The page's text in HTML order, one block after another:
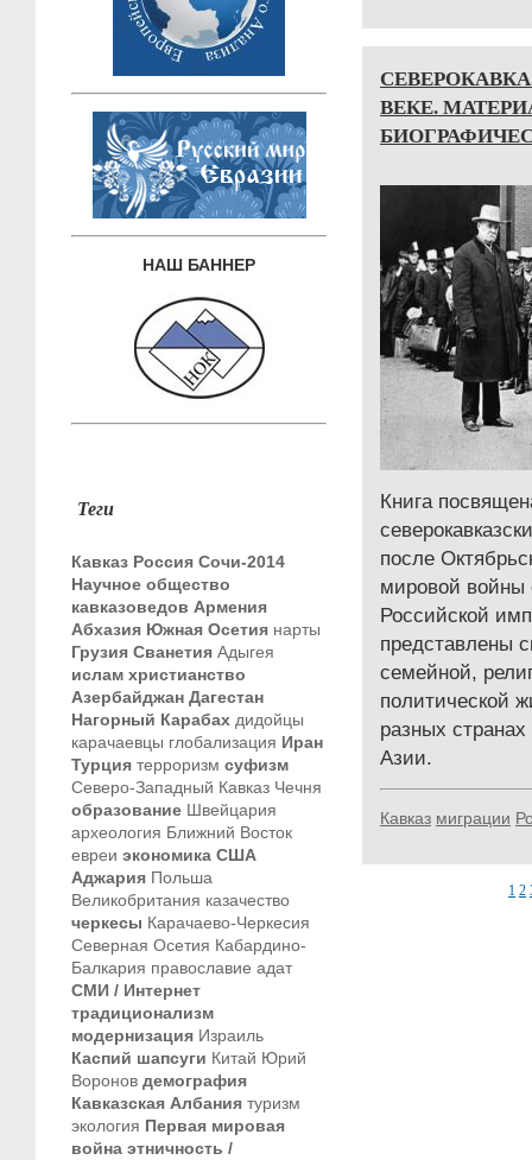
НАШ БАННЕР
Теги
Кавказ Россия Сочи-2014
Научное общество
кавказоведов Армения
Абхазия Южная Осетия нарты
Грузия Сванетия Адыгея
ислам христианство
Азербайджан Дагестан
Нагорный Карабах дидойцы
карачаевцы глобализация Иран
Турция терроризм суфизм
Северо-Западный Кавказ Чечня
образование Швейцария
археология Ближний Восток
евреи экономика США
Аджария Польша
Великобритания казачество
черкесы Карачаево-Черкесия
Северная Осетия Кабардино-
Балкария православие адат
СМИ / Интернет
традиционализм
модернизация Израиль
Каспий шапсуги Китай Юрий
Воронов демография
Кавказская Албания туризм
экология Первая мировая
война этничность /
ВЕКЕ.
Книга
после
мировой войны
Российской
представлены
семейной,
политической
разных
Азии.
Кавказ миграции
1 2